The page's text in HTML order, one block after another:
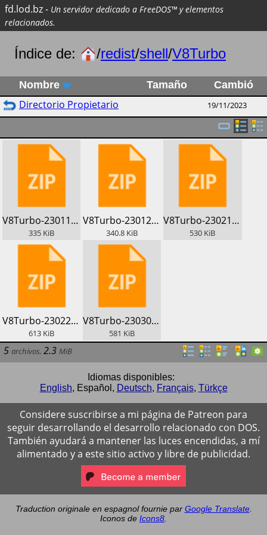
fd.lod.bz- Un servidor dedicado a FreeDOS™ y elementos
relacionados.
Índice de: /redist/shell/V8Turbo
Nombre Tamaño Cambió
Directorio Propietario 19/11/2023
​V8Turbo-230119.zip
335 KiB
​V8Turbo-230129.zip
340.8 KiB
​V8Turbo-230216.zip
530 KiB
​V8Turbo-230224.zip
613 KiB
​V8Turbo-230303.zip
581 KiB
5 archivos, 2.3 MiB
Idiomas disponibles:
English, Español , Deutsch, Français, Türkçe
Considere suscribirse a mi página de Patreon para
seguir desarrollando el desarrollo relacionado con DOS.
También ayudará a mantener las luces encendidas, a mí
alimentado y a este sitio activo y libre de publicidad.
Traduction originale en espagnol fournie par Google Translate.
Iconos de Icons8